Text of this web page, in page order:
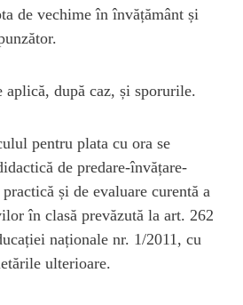
de vechime în învățământ și
aplică, după caz, și sporurile.
pentru plata cu ora se
de predare-învățare-
și de evaluare curentă a
în clasă prevăzută la art. 262
naționale nr. 1/2011, cu
ulterioare.